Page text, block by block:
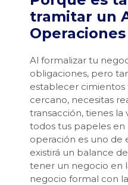
tramitar un
Operaciones
Al formalizar tu
obligaciones, pero
establecer cimientos
cercano, necesitas
transacción, tienes
todos tus papeles en
operación es uno de
existirá un balance
tener un negocio en
negocio formal con